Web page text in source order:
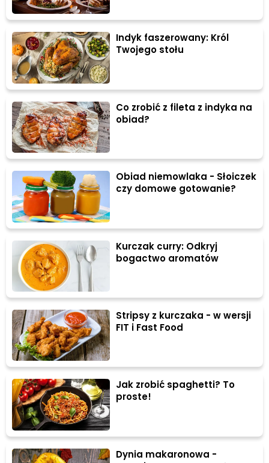
Indyk faszerowany: Król
Twojego stołu
Co zrobić z fileta z indyka na
obiad?
Obiad niemowlaka - Słoiczek
czy domowe gotowanie?
Kurczak curry: Odkryj
bogactwo aromatów
Stripsy z kurczaka - w wersji
FIT i Fast Food
Jak zrobić spaghetti? To
proste!
Dynia makaronowa -